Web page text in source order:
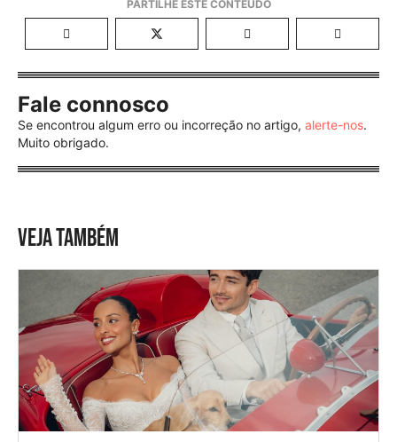
Fale connosco
Se encontrou algum erro ou incorreção no artigo, alerte-nos.
Muito obrigado.
VEJA TAMBÉM